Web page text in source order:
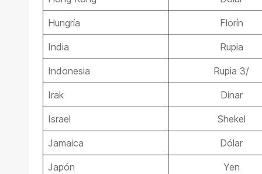
Hungría Florín
India Rupia
Indonesia Rupia 3/
Irak Dinar
Israel Shekel
Jamaica Dólar
Japón Yen